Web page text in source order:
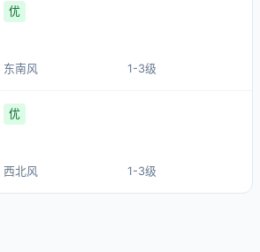
优
东南风 1-3级
优
西北风 1-3级